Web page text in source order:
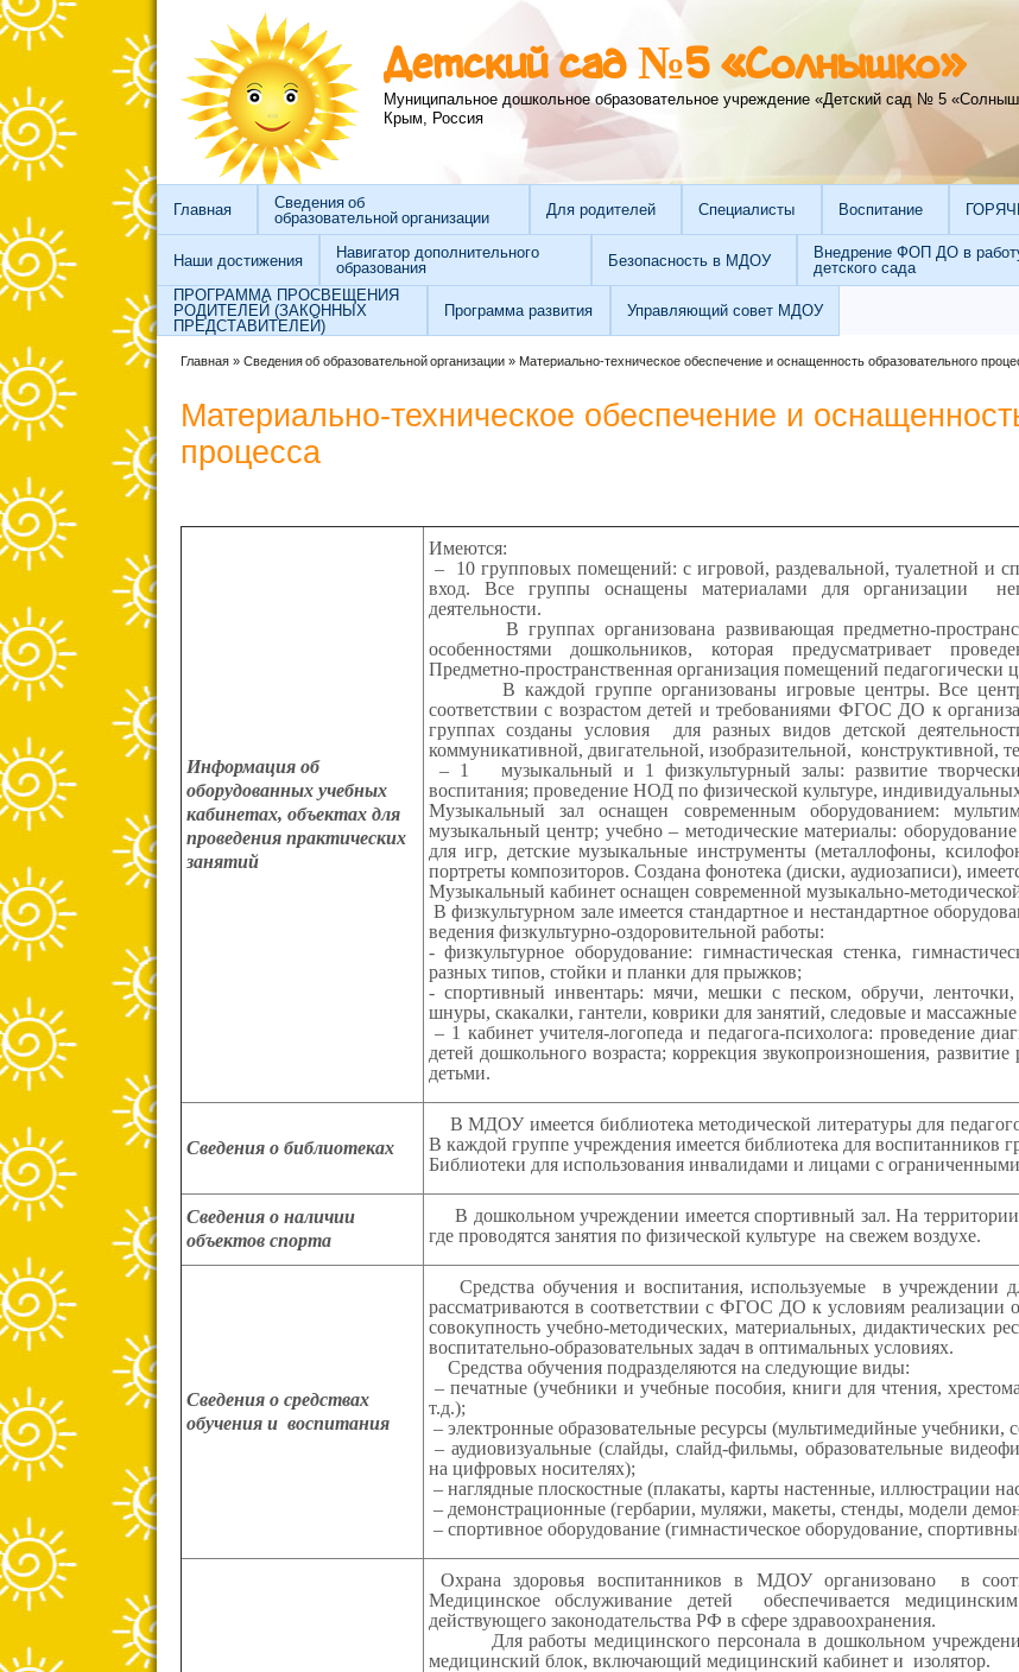
Перейти к основному содержанию
Skip to search
Детский сад №5 «Солнышко»
Муниципальное дошкольное образовательное учреждение «Детский сад № 5
Крым, Россия
Главная
Сведения об
образовательной организации
Для родителей Специалисты Воспитание
Наши достижения
Навигатор дополнительного
образования
Безопасность в МДОУ
Внедрение ФОП ДО в
детского сада
ПРОГРАММА ПРОСВЕЩЕНИЯ
РОДИТЕЛЕЙ (ЗАКОННЫХ
ПРЕДСТАВИТЕЛЕЙ)
Программа развития Управляющий совет МДОУ
Вы здесь
Главная» Сведения об образовательной организации» Материально-техническое обеспечение и оснащенность образовательного
Материально-техническое обеспечение и
процесса
Информация об
оборудованных учебных
кабинетах, объектах для
проведения практических
занятий
Имеются:
– 10 групповых помещений: с игровой, раздевальной, туалетной и
вход. Все группы оснащены материалами для организации
деятельности.
В группах организована развивающая предметно-
особенностями дошкольников, которая предусматривает
Предметно-пространственная организация помещений педагогически
В каждой группе организованы игровые центры. Все
соответствии с возрастом детей и требованиями ФГОС ДО к
группах созданы условия для разных видов детской
коммуникативной, двигательной, изобразительной, конструктивной,
– 1 музыкальный и 1 физкультурный залы: развитие
воспитания; проведение НОД по физической культуре,
Музыкальный зал оснащен современным оборудованием:
музыкальный центр; учебно – методические материалы:
для игр, детские музыкальные инструменты (металлофоны,
портреты композиторов. Создана фонотека (диски, аудиозаписи),
Музыкальный кабинет оснащен современной музыкально-
В физкультурном зале имеется стандартное и нестандартное
ведения физкультурно-оздоровительной работы:
- физкультурное оборудование: гимнастическая стенка,
разных типов, стойки и планки для прыжков;
- спортивный инвентарь: мячи, мешки с песком, обручи,
шнуры, скакалки, гантели, коврики для занятий, следовые и
– 1 кабинет учителя-логопеда и педагога-психолога: проведение
детей дошкольного возраста; коррекция звукопроизношения,
детьми.
Сведения о библиотеках
В МДОУ имеется библиотека методической литературы для
В каждой группе учреждения имеется библиотека для воспитанников
Библиотеки для использования инвалидами и лицами с
Сведения о наличии
объектов спорта
В дошкольном учреждении имеется спортивный зал. На территории
где проводятся занятия по физической культуре на свежем воздухе.
Сведения о средствах
обучения и воспитания
Средства обучения и воспитания, используемые в учреждении
рассматриваются в соответствии с ФГОС ДО к условиям реализации
совокупность учебно-методических, материальных, дидактических
воспитательно-образовательных задач в оптимальных условиях.
Средства обучения подразделяются на следующие виды:
– печатные (учебники и учебные пособия, книги для чтения,
т.д.);
– электронные образовательные ресурсы (мультимедийные учебники,
– аудиовизуальные (слайды, слайд-фильмы, образовательные
на цифровых носителях);
– наглядные плоскостные (плакаты, карты настенные, иллюстрации
– демонстрационные (гербарии, муляжи, макеты, стенды, модели
– спортивное оборудование (гимнастическое оборудование,
Охрана здоровья воспитанников в МДОУ организовано в
Медицинское обслуживание детей обеспечивается
действующего законодательства РФ в сфере здравоохранения.
Для работы медицинского персонала в дошкольном учреждении
медицинский блок, включающий медицинский кабинет и изолятор.